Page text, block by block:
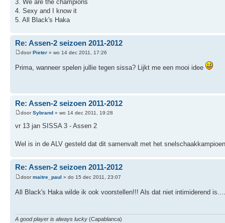
3. We are the champions
4. Sexy and I know it
5. All Black's Haka
Re: Assen-2 seizoen 2011-2012
doorPieter » wo 14 dec 2011, 17:26
Prima, wanneer spelen jullie tegen sissa? Lijkt me een mooi idee
Re: Assen-2 seizoen 2011-2012
doorSybrand » wo 14 dec 2011, 19:28
vr 13 jan SISSA 3 - Assen 2
Wel is in de ALV gesteld dat dit samenvalt met het
Re: Assen-2 seizoen 2011-2012
doormaitre_paul » do 15 dec 2011, 23:07
All Black's Haka wilde ik ook voorstellen!!! Als dat niet intimiderend
A good player is always lucky (Capablanca)